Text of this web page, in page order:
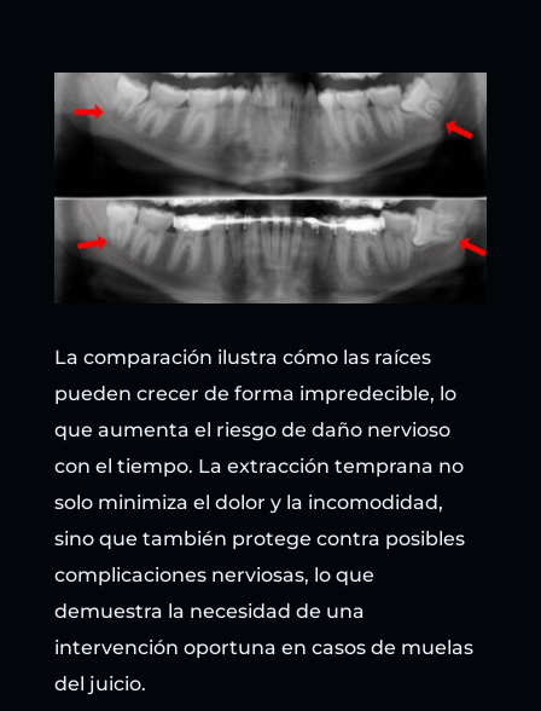
La comparación ilustra cómo las raíces
pueden crecer de forma impredecible, lo
que aumenta el riesgo de daño nervioso
con el tiempo. La extracción temprana no
solo minimiza el dolor y la incomodidad,
sino que también protege contra posibles
complicaciones nerviosas, lo que
demuestra la necesidad de una
intervención oportuna en casos de muelas
del juicio.